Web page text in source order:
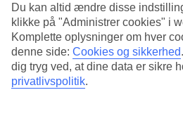
10/12
11/12
Du kan altid ændre disse
klikke på "Administrer cookies" i
Komplette oplysninger om hver
denne side: Cookies og sikkerhed.
dig tryg ved, at dine data er sikre
privatlivspolitik.